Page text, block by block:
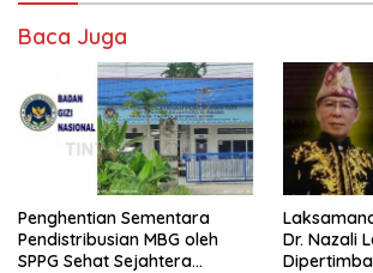
Baca Juga
Penghentian Sementara
Pendistribusian MBG oleh
SPPG Sehat Sejahtera
Dr. Nazali